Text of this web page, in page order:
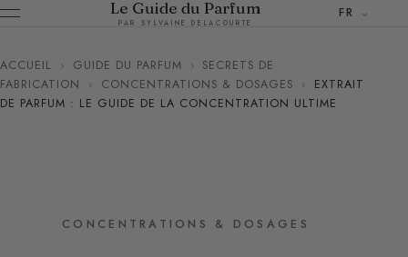
Le Guide du Parfum
PAR SYLVAINE DELACOURTE
FR
ACCUEIL › GUIDE DU PARFUM › SECRETS DE
FABRICATION
› CONCENTRATIONS & DOSAGES ›
EXTRAIT
DE PARFUM : LE GUIDE DE LA CONCENTRATION ULTIME
CONCENTRATIONS & DOSAGES